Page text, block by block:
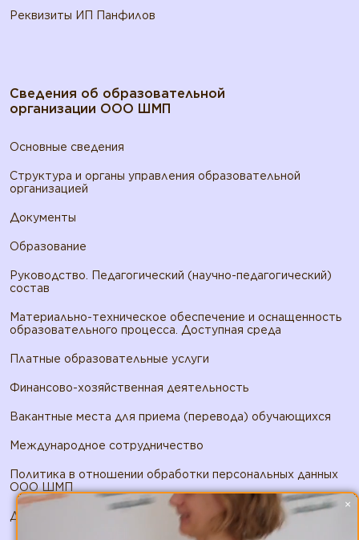
Реквизиты ИП Панфилов
Сведения об образовательной
организации ООО ШМП
Основные сведения
Структура и органы управления образовательной
организацией
Документы
Образование
Руководство. Педагогический (научно-педагогический)
состав
Материально-техническое обеспечение и оснащенность
образовательного процесса. Доступная среда
Платные образовательные услуги
Финансово-хозяйственная деятельность
Вакантные места для приема (перевода) обучающихся
Международное сотрудничество
Политика в отношении обработки персональных данных
ООО ШМП
Договор публичной оферты ООО ШМП
×